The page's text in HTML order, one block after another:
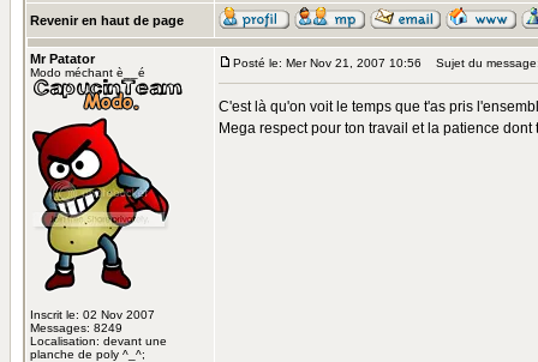
Revenir en haut de page
Mr Patator
Modo méchant è__é
Inscrit le: 02 Nov 2007
Messages: 8249
Localisation: devant une
planche de poly ^_^;
Posté le: Mer Nov 21, 2007 10:56 Sujet du
C'est là qu'on voit le temps que t'as pris
Mega respect pour ton travail et la patience dont